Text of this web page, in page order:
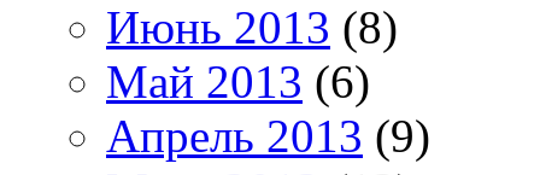
Июнь 2013 (8)
Май 2013 (6)
Апрель 2013 (9)